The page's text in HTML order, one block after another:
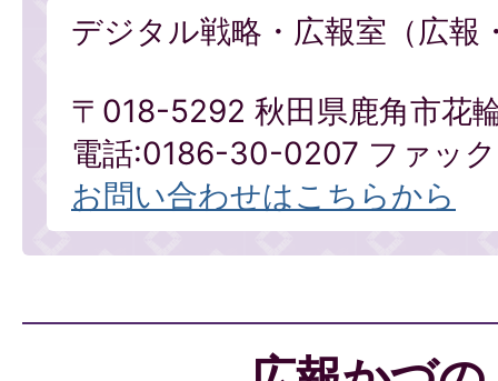
デジタル戦略・広報室（広報
〒018-5292 秋田県鹿角市花
電話:0186-30-0207 ファッ
お問い合わせはこちらから